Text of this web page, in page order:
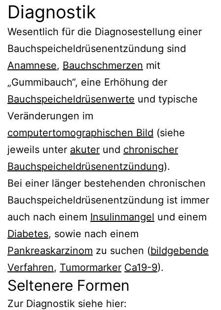
Diagnostik
Wesentlich für die Diagnosestellung einer
Bauchspeicheldrüsenentzündung sind
Anamnese, Bauchschmerzen mit
„Gummibauch“, eine Erhöhung der
Bauchspeicheldrüsenwerte und typische
Veränderungen im
computertomographischen Bild (siehe
jeweils unter akuter und chronischer
Bauchspeicheldrüsenentzündung).
Bei einer länger bestehenden chronischen
Bauchspeicheldrüsenentzündung ist immer
auch nach einem Insulinmangel und einem
Diabetes, sowie nach einem
Pankreaskarzinom zu suchen (bildgebende
Verfahren, Tumormarker Ca19-9).
Seltenere Formen
Zur Diagnostik siehe hier: